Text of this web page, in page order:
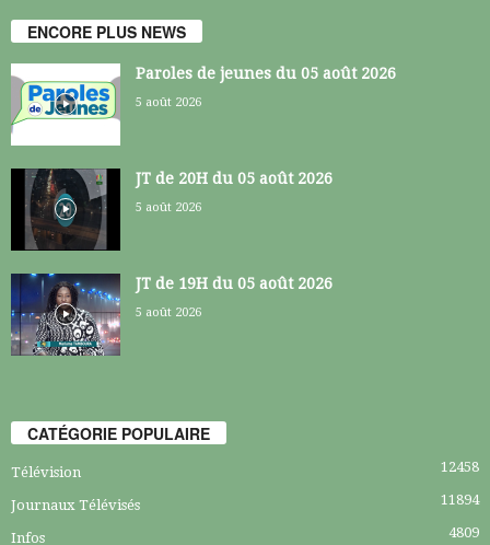
ENCORE PLUS NEWS
Paroles de jeunes du 05 août 2026
5 août 2026
JT de 20H du 05 août 2026
5 août 2026
JT de 19H du 05 août 2026
5 août 2026
CATÉGORIE POPULAIRE
Télévision 12458
Journaux Télévisés 11894
Infos 4809